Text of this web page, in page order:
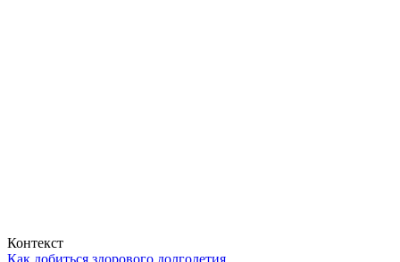
Контекст
Как добиться здорового долголетия